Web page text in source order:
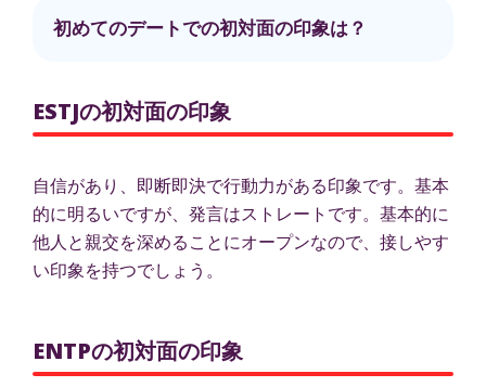
初めてのデートでの初対面の印象は？
ESTJの初対面の印象
自信があり、即断即決で行動力がある印象です。基本
的に明るいですが、発言はストレートです。基本的に
他人と親交を深めることにオープンなので、接しやす
い印象を持つでしょう。
ENTPの初対面の印象